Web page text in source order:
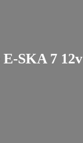
SKA 7 12v